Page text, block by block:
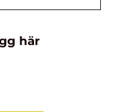
här